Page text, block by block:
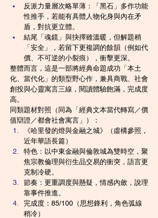
反派力量層次略單薄：「黑石」多作功能
性推手，若能有具體人物化身與內在矛
盾，對抗更立體。
結尾「魂鏡」與抉擇雖溫暖，但解題稍
「安全」，若留下更複調的餘韻（例如代
價、不可逆的小裂痕），衝擊更深。
整體而言，這是一部將經典命題成功「本土
化、當代化」的類型野心作，兼具商戰、社會
創投與心靈寓言三線，閱讀體驗飽滿，完成度
高。
同類題材對照（同為「經典文本當代轉寫／價
值辯證／都會社會寓言」）：
《哈里發的燈與金融之城》（虛構參照，
近年華語長篇）
特色：以中東金融與倫敦城為雙時空，聚
焦宗教倫理與衍生品交易的衝突，語言更
克制冷硬。
節奏：更重調度與懸疑，情感內斂，說理
靠事件推進。
完成度：85/100（思想鋒利，角色弧線
稍冷）